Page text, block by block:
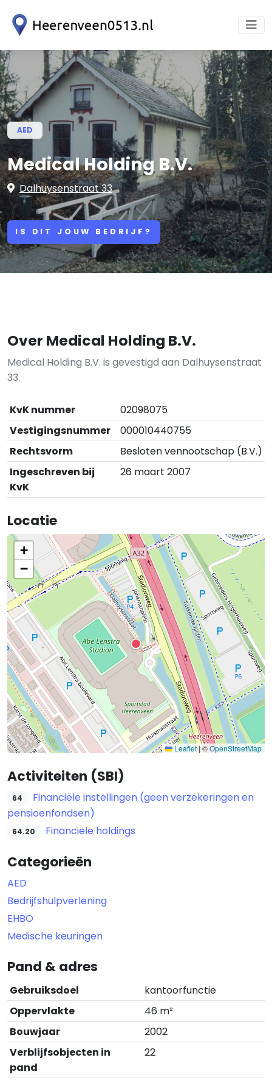
AED
Medical Holding B.V.
Dalhuysenstraat 33
IS DIT JOUW BEDRIJF?
Over Medical Holding B.V.
Medical Holding B.V. is gevestigd aan Dalhuysenstraat
33.
KvK nummer
02098075
Vestigingsnummer
000010440755
Rechtsvorm
Besloten vennootschap (B.V.)
Ingeschreven bij
KvK
26 maart 2007
Locatie
+
−
Leaflet|©OpenStreetMap
Activiteiten (SBI)
64
Financiële instellingen (geen verzekeringen en
pensioenfondsen)
64.20 Financiële holdings
Categorieën
AED
Bedrijfshulpverlening
EHBO
Medische keuringen
Pand & adres
Gebruiksdoel
kantoorfunctie
Oppervlakte
46 m²
Bouwjaar
2002
Verblijfsobjecten in
pand
22